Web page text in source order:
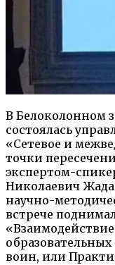
В Белоколонном
состоялась
«Сетевое и
точки
экспертом-
Николаевич
научно-метод
встрече
воин, или